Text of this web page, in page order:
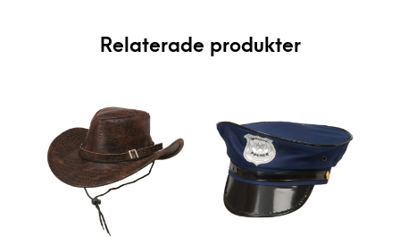
Relaterade produkter